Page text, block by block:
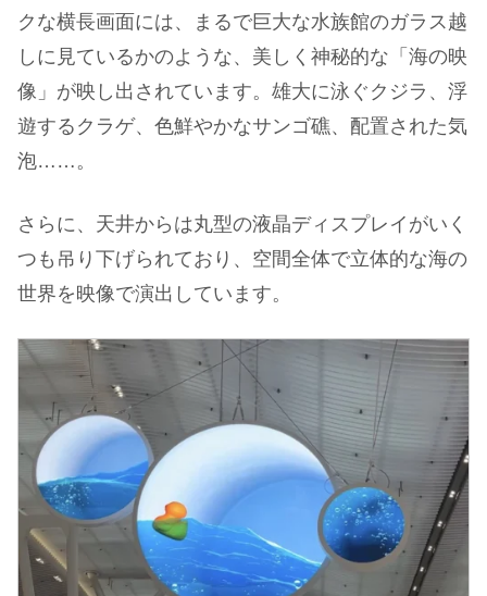
クな横長画面には、まるで巨大な水族館のガラス越
しに見ているかのような、美しく神秘的な「海の映
像」が映し出されています。雄大に泳ぐクジラ、浮
遊するクラゲ、色鮮やかなサンゴ礁、配置された気
泡……。
さらに、天井からは丸型の液晶ディスプレイがいく
つも吊り下げられており、空間全体で立体的な海の
世界を映像で演出しています。